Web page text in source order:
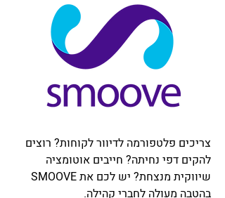
בהטבה מעולה לחברי קהילה.